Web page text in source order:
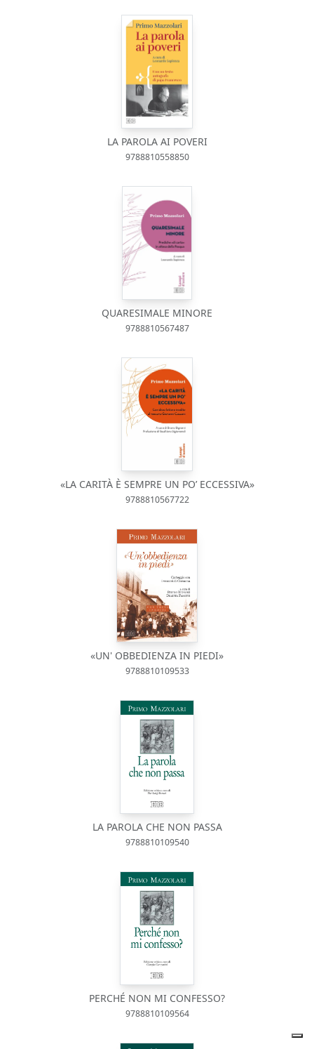
LA PAROLA AI POVERI
9788810558850
QUARESIMALE MINORE
9788810567487
«LA CARITÀ È SEMPRE UN PO’ ECCESSIVA»
9788810567722
«UN' OBBEDIENZA IN PIEDI»
9788810109533
LA PAROLA CHE NON PASSA
9788810109540
PERCHÉ NON MI CONFESSO?
9788810109564